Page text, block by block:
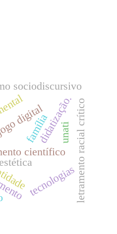
científico
sociodiscursivo
didatização.letramento racial crítico
digital
tecnologias
unati
família
estética